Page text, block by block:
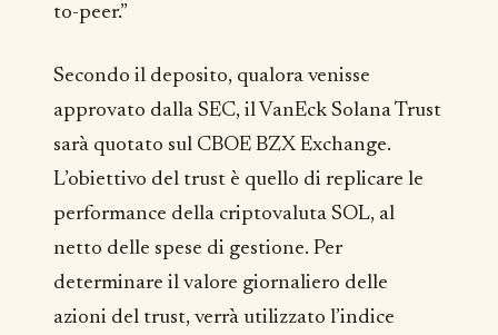
to-peer.”
Secondo il deposito, qualora venisse
approvato dalla SEC, il VanEck Solana Trust
sarà quotato sul CBOE BZX Exchange.
L’obiettivo del trust è quello di replicare le
performance della criptovaluta SOL, al
netto delle spese di gestione. Per
determinare il valore giornaliero delle
azioni del trust, verrà utilizzato l’indice